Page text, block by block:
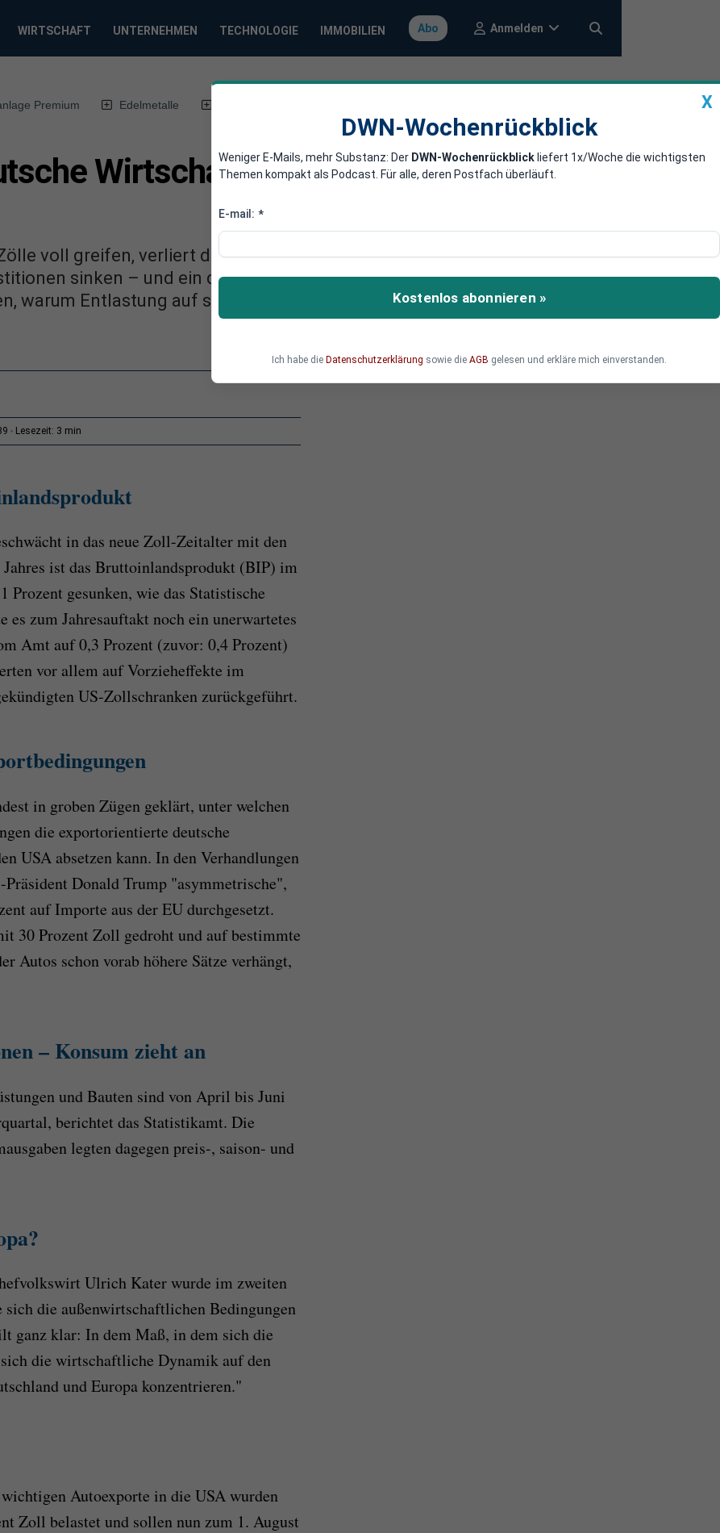
WIRTSCHAFT UNTERNEHMEN TECHNOLOGIE IMMOBILIEN Abo Anmelden
Premium Edelmetalle
Wirtschaft rutscht in neue
voll greifen, verliert die deutsche Wirtschaft an Schwung. Die
sinken – und ein drittes Rezessionsjahr droht. Wie tief die
warum Entlastung auf sich warten lässt und welche Rolle Europa
Lesezeit: 3 min
in das neue Zoll-Zeitalter mit den
ist das Bruttoinlandsprodukt (BIP) im
Prozent gesunken, wie das Statistische
zum Jahresauftakt noch ein unerwartetes
Amt auf 0,3 Prozent (zuvor: 0,4 Prozent)
vor allem auf Vorzieheffekte im
US-Zollschranken zurückgeführt.
in groben Zügen geklärt, unter welchen
die exportorientierte deutsche
USA absetzen kann. In den Verhandlungen
Donald Trump "asymmetrische",
auf Importe aus der EU durchgesetzt.
30 Prozent Zoll gedroht und auf bestimmte
Autos schon vorab höhere Sätze verhängt,
– Konsum zieht an
und Bauten sind von April bis Juni
berichtet das Statistikamt. Die
legten dagegen preis-, saison- und
Ulrich Kater wurde im zweiten
die außenwirtschaftlichen Bedingungen
ganz klar: In dem Maß, in dem sich die
die wirtschaftliche Dynamik auf den
und Europa konzentrieren."
Autoexporte in die USA wurden
Zoll belastet und sollen nun zum 1. August
X
DWN-Wochenrückblick
Weniger E-Mails, mehr Substanz: Der DWN-Wochenrückblick liefert 1x/Woche die wichtigsten
Themen kompakt als Podcast. Für alle, deren Postfach überläuft.
E-mail: *
Kostenlos abonnieren »
Ich habe die Datenschutzerklärung sowie die AGB gelesen und erkläre mich einverstanden.